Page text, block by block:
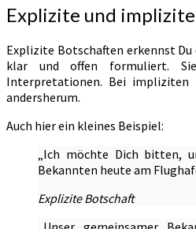
Explizite und
Explizite Botschaften erkennst Du
klar und offen formuliert.
Interpretationen. Bei impliziten
andersherum.
Auch hier ein kleines Beispiel:
„Ich möchte Dich bitten,
Bekannten heute am
Explizite Botschaft